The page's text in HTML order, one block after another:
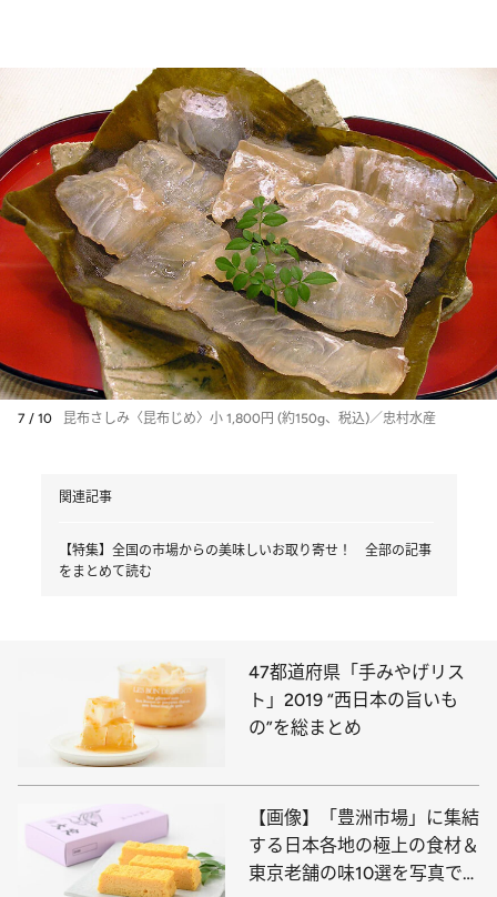
7 / 10 昆布さしみ〈昆布じめ〉小 1,800円 (約150g、税込)／忠村水産
関連記事
【特集】全国の市場からの美味しいお取り寄せ！ 全部の記事
をまとめて読む
47都道府県「手みやげリス
ト」2019 “西日本の旨いも
の”を総まとめ
【画像】「豊洲市場」に集結
する日本各地の極上の食材＆
東京老舗の味10選を写真で